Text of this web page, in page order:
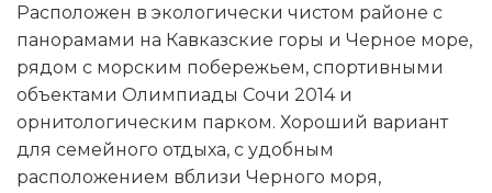
Расположен в экологически чистом районе с
панорамами на Кавказские горы и Черное море,
рядом с морским побережьем, спортивными
объектами Олимпиады Сочи 2014 и
орнитологическим парком. Хороший вариант
для семейного отдыха, с удобным
расположением вблизи Черного моря,